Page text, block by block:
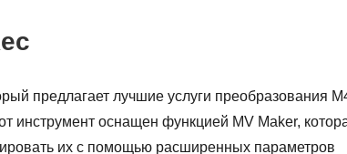
предлагает лучшие услуги преобразования
инструмент оснащен функцией MV Maker,
их с помощью расширенных параметров